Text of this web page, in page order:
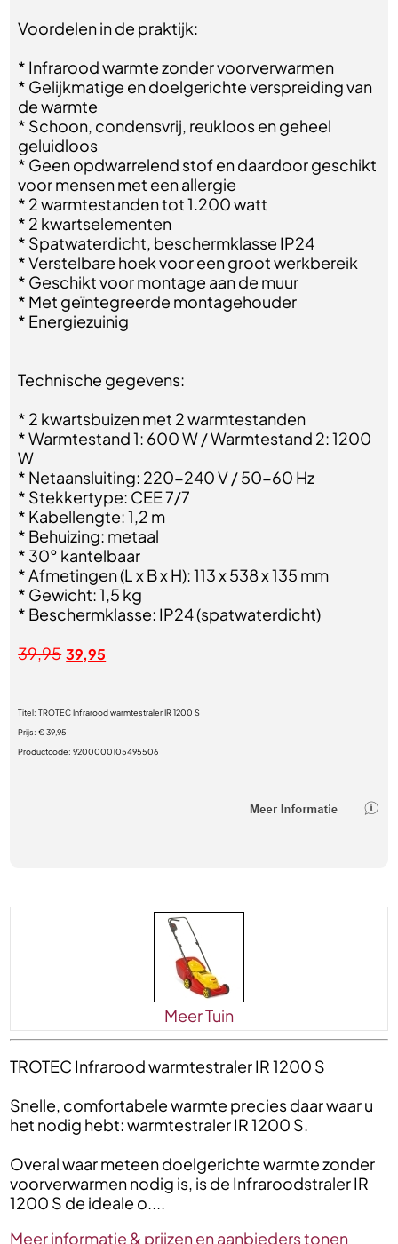
Voordelen in de praktijk:
* Infrarood warmte zonder voorverwarmen
* Gelijkmatige en doelgerichte verspreiding van
de warmte
* Schoon, condensvrij, reukloos en geheel
geluidloos
* Geen opdwarrelend stof en daardoor geschikt
voor mensen met een allergie
* 2 warmtestanden tot 1.200 watt
* 2 kwartselementen
* Spatwaterdicht, beschermklasse IP24
* Verstelbare hoek voor een groot werkbereik
* Geschikt voor montage aan de muur
* Met geïntegreerde montagehouder
* Energiezuinig
Technische gegevens:
* 2 kwartsbuizen met 2 warmtestanden
* Warmtestand 1: 600 W / Warmtestand 2: 1200
W
* Netaansluiting: 220-240 V / 50-60 Hz
* Stekkertype: CEE 7/7
* Kabellengte: 1,2 m
* Behuizing: metaal
* 30° kantelbaar
* Afmetingen (L x B x H): 113 x 538 x 135 mm
* Gewicht: 1,5 kg
* Beschermklasse: IP24 (spatwaterdicht)
39,95 39,95
Titel:TROTEC Infrarood warmtestraler IR 1200 S
Prijs:€ 39,95
Productcode:9200000105495506
Meer Tuin
TROTEC Infrarood warmtestraler IR 1200 S
Snelle, comfortabele warmte precies daar waar u
het nodig hebt: warmtestraler IR 1200 S.
Overal waar meteen doelgerichte warmte zonder
voorverwarmen nodig is, is de Infraroodstraler IR
1200 S de ideale o....
Meer informatie & prijzen en aanbieders tonen